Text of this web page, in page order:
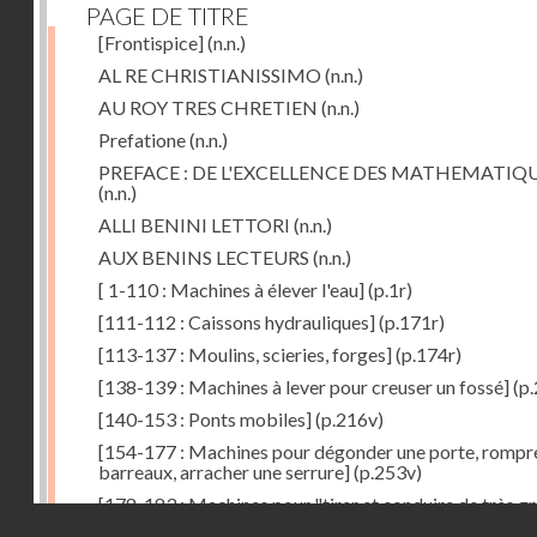
PAGE DE TITRE
[Frontispice](n.n.)
AL RE CHRISTIANISSIMO (n.n.)
AU ROY TRES CHRETIEN (n.n.)
Prefatione(n.n.)
PREFACE : DE L'EXCELLENCE DES
(n.n.)
ALLI BENINI LETTORI (n.n.)
AUX BENINS LECTEURS (n.n.)
[ 1-110 : Machines à élever l'eau](p.1r)
[111-112 : Caissons hydrauliques](p.171r)
[113-137 : Moulins, scieries, forges](p.174r)
[138-139 : Machines à lever pour creuser un fossé]
[140-153 : Ponts mobiles](p.216v)
[154-177 : Machines pour dégonder une porte,
barreaux, arracher une serrure](p.253v)
[178-183 : Machines pour "tirer et conduire de très